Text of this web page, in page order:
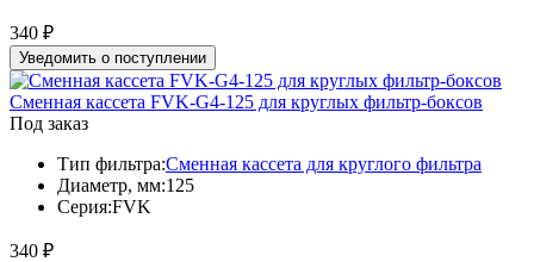
340 ₽
Уведомить о поступлении
Сменная кассета FVK-G4-125 для круглых фильтр-боксов
Под заказ
Тип фильтра:Сменная кассета для круглого фильтра
Диаметр, мм:125
Серия:FVK
340 ₽